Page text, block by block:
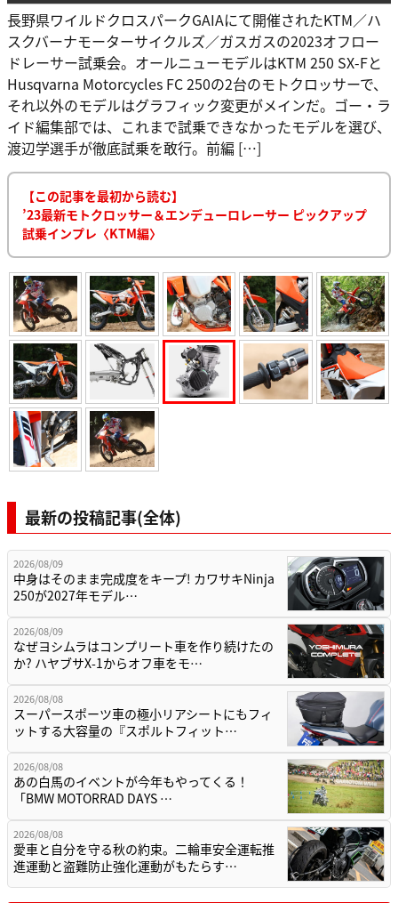
長野県ワイルドクロスパークGAIAにて開催されたKTM／ハ
スクバーナモーターサイクルズ／ガスガスの2023オフロー
ドレーサー試乗会。オールニューモデルはKTM 250 SX-Fと
Husqvarna Motorcycles FC 250の2台のモトクロッサーで、
それ以外のモデルはグラフィック変更がメインだ。ゴー・ラ
イド編集部では、これまで試乗できなかったモデルを選び、
渡辺学選手が徹底試乗を敢行。前編 […]
【この記事を最初から読む】
’23最新モトクロッサー＆エンデューロレーサー ピックアップ
試乗インプレ〈KTM編〉
最新の投稿記事(全体)
2026/08/09
中身はそのまま完成度をキープ! カワサキNinja
250が2027年モデル…
2026/08/09
なぜヨシムラはコンプリート車を作り続けたの
か? ハヤブサX-1からオフ車をモ…
2026/08/08
スーパースポーツ車の極小リアシートにもフィ
ットする大容量の『スポルトフィット…
2026/08/08
あの白馬のイベントが今年もやってくる！
「BMW MOTORRAD DAYS …
2026/08/08
愛車と自分を守る秋の約束。二輪車安全運転推
進運動と盗難防止強化運動がもたらす…